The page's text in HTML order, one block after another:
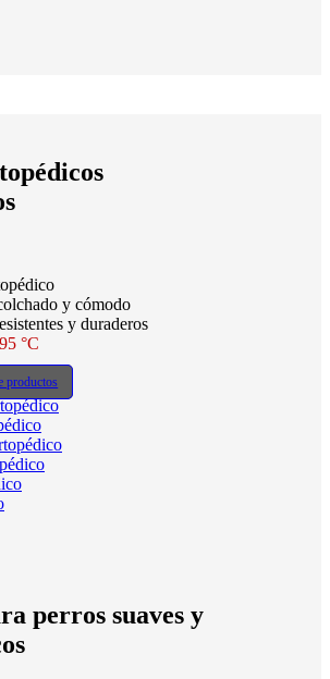
y cómodo
y duraderos
95 °C
productos
perros suaves y